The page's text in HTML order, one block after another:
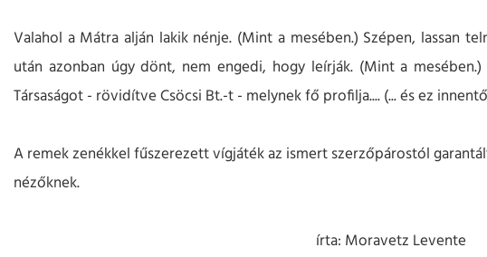
Valahol a Mátra alján lakik nénje. (Mint a mesében.) Szépen, lassan
után azonban úgy dönt, nem engedi, hogy leírják. (Mint a
Társaságot - rövidítve Csöcsi Bt.-t - melynek fő profilja.... (... és ez
A remek zenékkel fűszerezett vígjáték az ismert szerzőpárostól
nézőknek.
írta: Moravetz Levente